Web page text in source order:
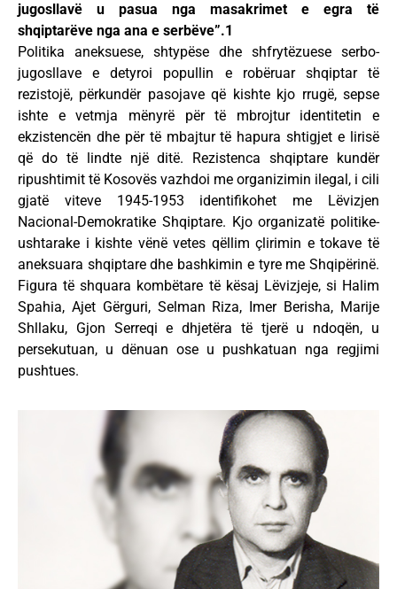
jugosllavë u pasua nga masakrimet e egra të
shqiptarëve nga ana e serbëve”.1
Politika aneksuese, shtypëse dhe shfrytëzuese serbo-
jugosllave e detyroi popullin e robëruar shqiptar të
rezistojë, përkundër pasojave që kishte kjo rrugë, sepse
ishte e vetmja mënyrë për të mbrojtur identitetin e
ekzistencën dhe për të mbajtur të hapura shtigjet e lirisë
që do të lindte një ditë. Rezistenca shqiptare kundër
ripushtimit të Kosovës vazhdoi me organizimin ilegal, i cili
gjatë viteve 1945-1953 identifikohet me Lëvizjen
Nacional-Demokratike Shqiptare. Kjo organizatë politike-
ushtarake i kishte vënë vetes qëllim çlirimin e tokave të
aneksuara shqiptare dhe bashkimin e tyre me Shqipërinë.
Figura të shquara kombëtare të kësaj Lëvizjeje, si Halim
Spahia, Ajet Gërguri, Selman Riza, Imer Berisha, Marije
Shllaku, Gjon Serreqi e dhjetëra të tjerë u ndoqën, u
persekutuan, u dënuan ose u pushkatuan nga regjimi
pushtues.